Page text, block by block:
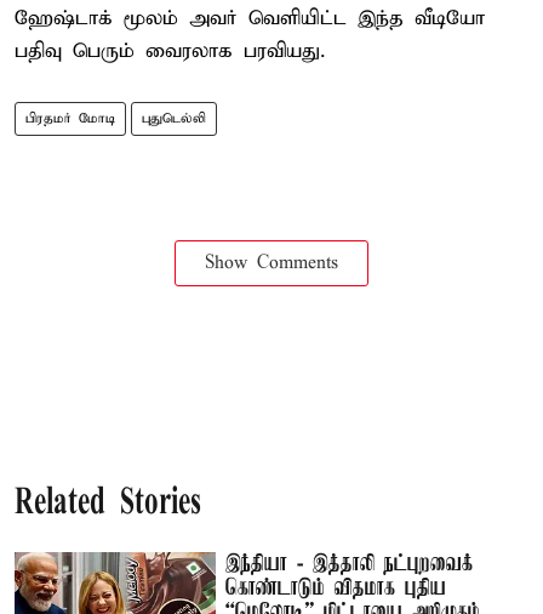
ஹேஷ்டாக் மூலம் அவர் வெளியிட்ட இந்த வீடியோ
பதிவு பெரும் வைரலாக பரவியது.
பிரதமர் மோடி புதுடெல்லி
Show Comments
Related Stories
இந்தியா - இத்தாலி நட்புறவைக்
கொண்டாடும் விதமாக புதிய